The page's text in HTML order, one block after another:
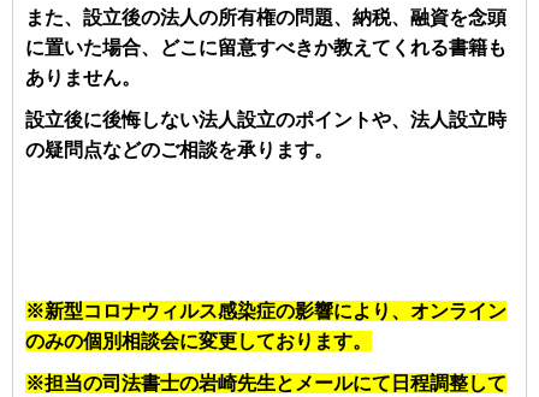
また、設立後の法人の所有権の問題、納税、融資を念頭
に置いた場合、どこに留意すべきか教えてくれる書籍も
ありません。
設立後に後悔しない法人設立のポイントや、 法人設立時
の疑問点などのご相談を承ります。
※新型コロナウィルス感染症の影響により、オンライン
のみの個別相談会に変更しております。
※担当の司法書士の岩崎先生とメールにて日程調整して